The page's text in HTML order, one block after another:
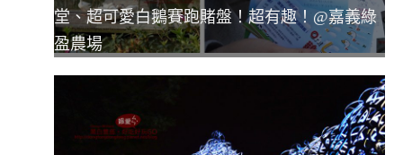
堂、超可愛白鵝賽跑賭盤！超有趣！@嘉義綠
盈農場